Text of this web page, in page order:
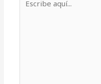
aquí...